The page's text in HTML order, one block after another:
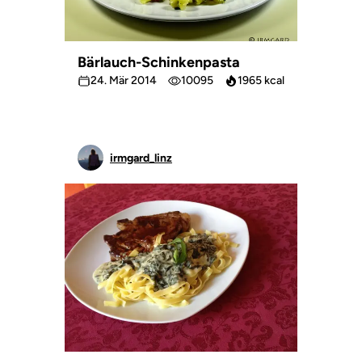
Bärlauch-Schinkenpasta
24. Mär 2014 10095 1965 kcal
irmgard_linz